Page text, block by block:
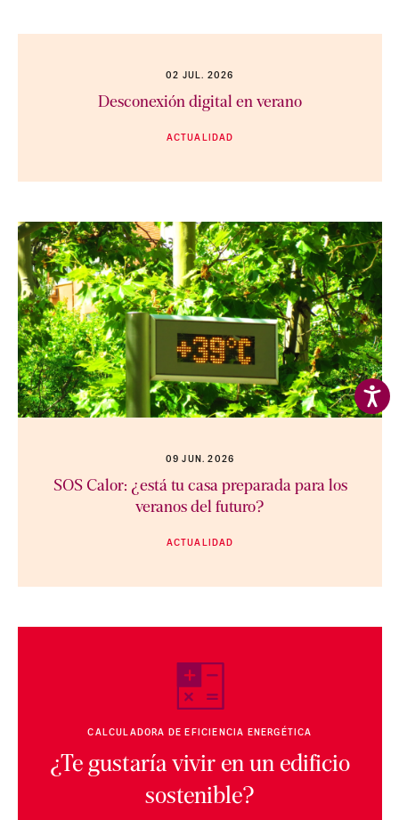
02 JUL. 2026
Desconexión digital en verano
ACTUALIDAD
09 JUN. 2026
SOS Calor: ¿está tu casa preparada para los
veranos del futuro?
ACTUALIDAD
CALCULADORA DE EFICIENCIA ENERGÉTICA
¿Te gustaría vivir en un edificio
sostenible?